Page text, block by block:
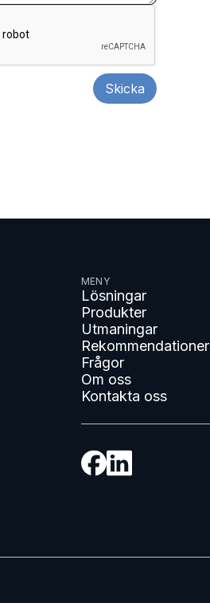
MENY
Lösningar
Produkter
Utmaningar
Rekommendationer
Frågor
Om oss
Kontakta oss